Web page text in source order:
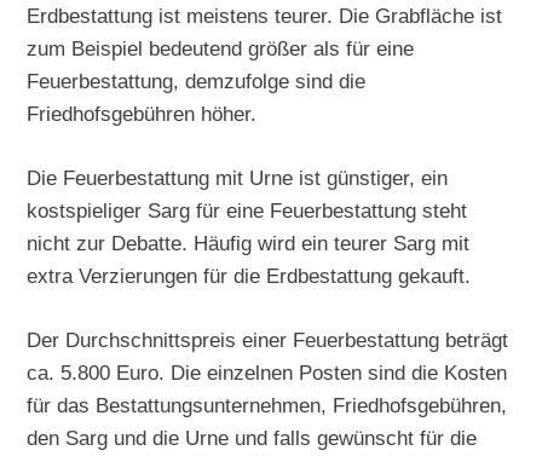
Erdbestattung ist meistens teurer. Die Grabfläche ist
zum Beispiel bedeutend größer als für eine
Feuerbestattung, demzufolge sind die
Friedhofsgebühren höher.
Die Feuerbestattung mit Urne ist günstiger, ein
kostspieliger Sarg für eine Feuerbestattung steht
nicht zur Debatte. Häufig wird ein teurer Sarg mit
extra Verzierungen für die Erdbestattung gekauft.
Der Durchschnittspreis einer Feuerbestattung beträgt
ca. 5.800 Euro. Die einzelnen Posten sind die Kosten
für das Bestattungsunternehmen, Friedhofsgebühren,
den Sarg und die Urne und falls gewünscht für die